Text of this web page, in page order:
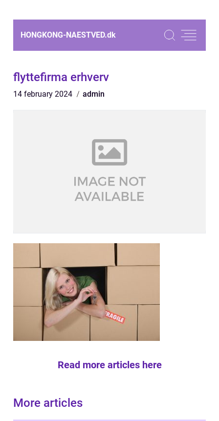
HONGKONG-NAESTVED.dk
flyttefirma erhverv
14 february 2024 admin
Read more articles here
More articles